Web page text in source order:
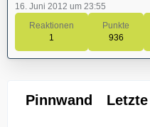
Reaktionen
1
Punkte
936
16. Juni 2012 um 23:55
Pinnwand